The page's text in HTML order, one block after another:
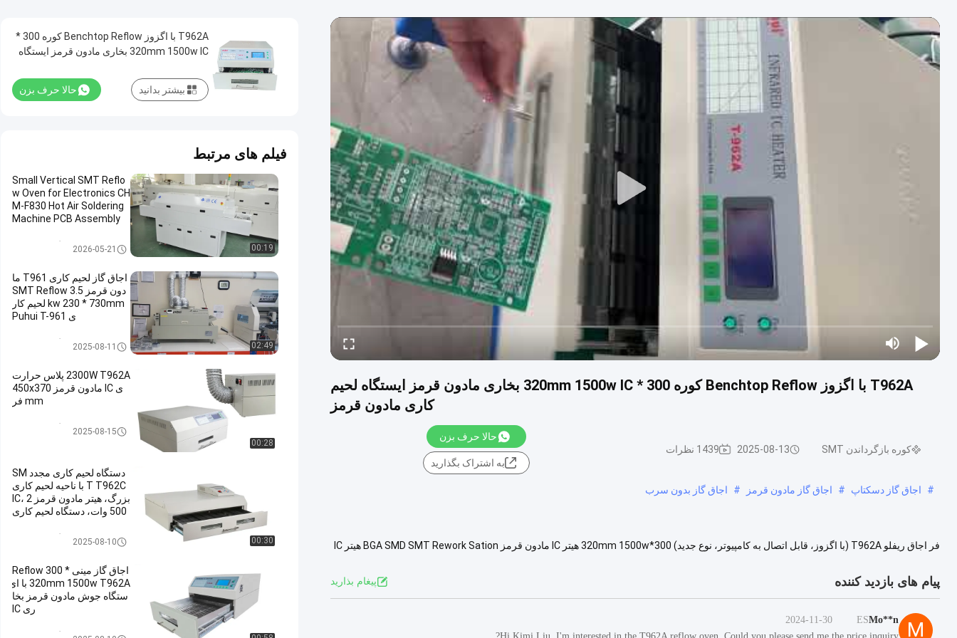
T962A با اگزوز Benchtop Reflow کوره 300 * 320mm 1500w IC بخاری مادون قرمز ایستگاه لحیم
کاری مادون قرمز
کوره بازگرداندن SMT 2025-08-13 1439 نظرات
حالا حرف بزن
به اشتراک بگذارید
# اجاق گاز دسکتاپ # اجاق گاز مادون قرمز # اجاق گاز بدون سرب
فر اجاق ريفلو T962A (با اگزوز، قابل اتصال به کامپیوتر، نوع جدید) 300*320mm 1500w هیتر IC مادون قرمز BGA SMD SMT Rework Sation هیتر IC
پیام های بازدید کننده پيغام بذاريد
M
Mo**n
ES
2024-11-30
Hi Kimi Liu, I'm interested in the T962A reflow oven. Could you please send me the price inquiry?
T962A با اگزوز Benchtop Reflow کوره 300 *
320mm 1500w IC بخاری مادون قرمز ایستگاه
حالا حرف بزن بیشتر بدانید
فیلم های مرتبط
00:19
Small Vertical SMT Reflo
w Oven for Electronics CH
M-F830 Hot Air Soldering
Machine PCB Assembly
کوره بازگرداندن SMT2026-05-21
02:49
اجاق گاز لحیم کاری T961 ما
دون قرمز SMT Reflow 3.5
kw 230 * 730mm لحیم کار
ی Puhui T-961
کوره بازگرداندن SMT2025-08-11
00:28
2300W T962A پلاس حرارت
ی IC مادون قرمز 450x370
mm فر
کوره بازگرداندن SMT2025-08-15
00:30
دستگاه لحیم کاری مجدد SM
T T962C با ناحیه لحیم کاری
بزرگ، هیتر مادون قرمز IC، 2
500 وات، دستگاه لحیم کاری
کوره بازگرداندن SMT2025-08-10
اجاق گاز مینی Reflow 300 *
320mm 1500w T962A با ای
ستگاه جوش مادون قرمز بخا
ری IC
کوره بازگرداندن SMT